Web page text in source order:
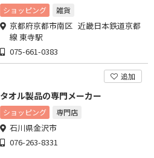
ショッピング 雑貨
京都府京都市南区 近畿日本鉄道京都
線 東寺駅
075-661-0383
追加
タオル製品の専門メーカー
ショッピング 専門店
石川県金沢市
076-263-8331